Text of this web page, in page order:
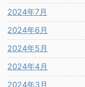
2024年7月
2024年6月
2024年5月
2024年4月
2024年3月